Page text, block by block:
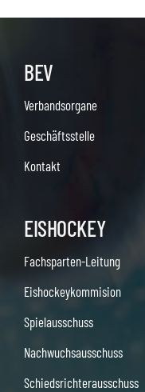
BEV
Verbandsorgane
Geschäftsstelle
Kontakt
EISHOCKEY
Fachsparten-Leitung
Eishockeykommision
Spielausschuss
Nachwuchsausschuss
Schiedsrichterausschuss